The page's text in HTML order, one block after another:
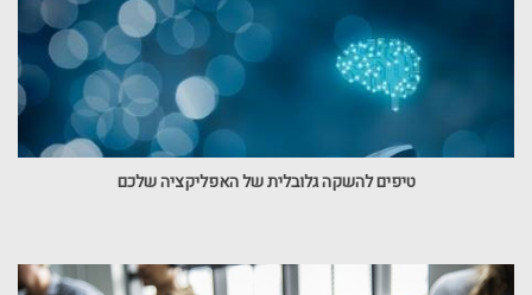
טיפים להשקה גלובלית של האפליקציה שלכם